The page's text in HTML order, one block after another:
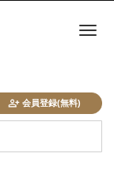
会員登録(無料)
ナ